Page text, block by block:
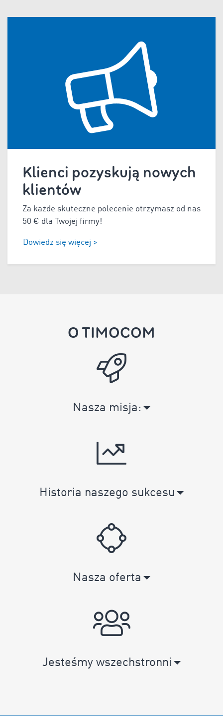
Klienci pozyskują nowych
klientów
Za każde skuteczne polecenie otrzymasz od nas
50 € dla Twojej firmy!
Dowiedz się więcej >
O TIMOCOM
Nasza misja:
Historia naszego sukcesu
Nasza oferta
Jesteśmy wszechstronni